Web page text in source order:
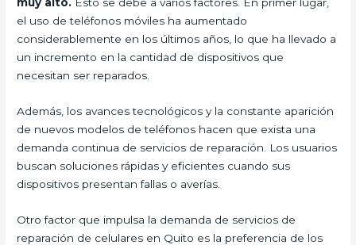
el uso de teléfonos móviles ha aumentado
considerablemente en los últimos años, lo que ha llevado a
un incremento en la cantidad de dispositivos que
necesitan ser reparados.
Además, los avances tecnológicos y la constante aparición
de nuevos modelos de teléfonos hacen que exista una
demanda continua de servicios de reparación. Los usuarios
buscan soluciones rápidas y eficientes cuando sus
dispositivos presentan fallas o averías.
Otro factor que impulsa la demanda de servicios de
reparación de celulares en Quito es la preferencia de los